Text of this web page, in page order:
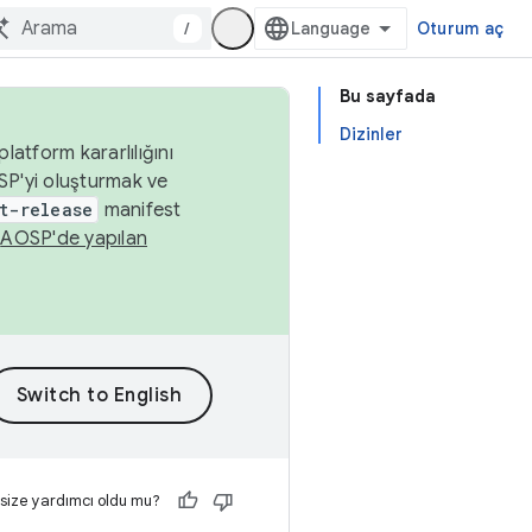
/ Oturum aç
Bu sayfada
Dizinler
kararlılığını
oluşturmak ve
release manifest
AOSP'de yapılan
yardımcı oldu mu?